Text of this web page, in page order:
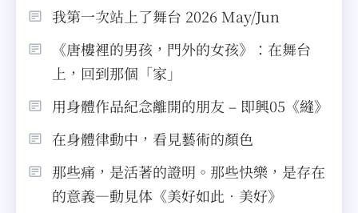
我第一次站上了舞台 2026 May/Jun
《唐樓裡的男孩，門外的女孩》：在舞台
上，回到那個「家」
用身體作品紀念離開的朋友 – 即興05《縫》
在身體律動中，看見藝術的顏色
那些痛，是活著的證明。那些快樂，是存在
的意義—動見体《美好如此．美好》